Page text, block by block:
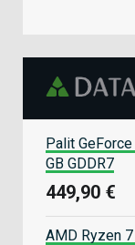
Palit
GB GDDR7
449,90 €
AMD Ryzen